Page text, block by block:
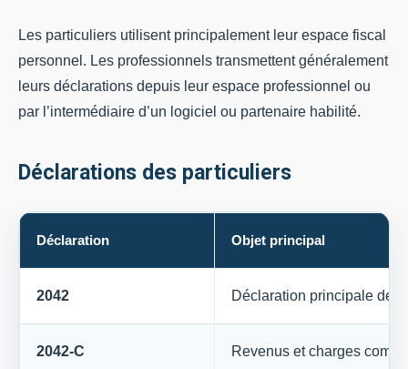
Les particuliers utilisent principalement leur espace fiscal
personnel. Les professionnels transmettent généralement
leurs déclarations depuis leur espace professionnel ou
par l’intermédiaire d’un logiciel ou partenaire habilité.
Déclarations des particuliers
Déclaration Objet principal
2042 Déclaration principale des
2042-C Revenus et charges